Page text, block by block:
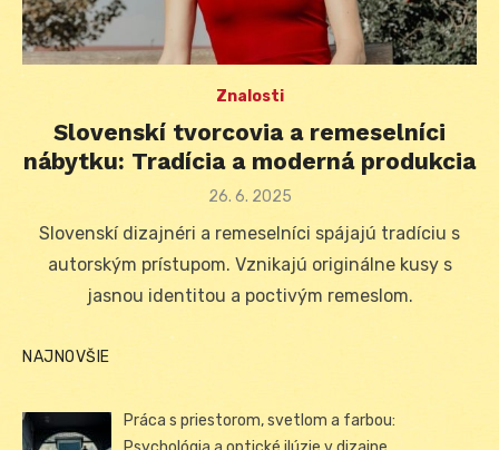
Znalosti
Slovenskí tvorcovia a remeselníci
nábytku: Tradícia a moderná produkcia
Posted
26. 6. 2025
Slovenskí dizajnéri a remeselníci spájajú tradíciu s
autorským prístupom. Vznikajú originálne kusy s
jasnou identitou a poctivým remeslom.
NAJNOVŠIE
Práca s priestorom, svetlom a farbou: